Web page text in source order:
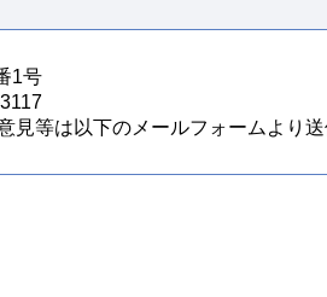
1号
見等は以下のメールフォームより送